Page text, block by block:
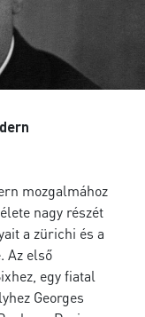
mozgalmához
nagy részét
a zürichi és a
Az első
egy fiatal
Georges